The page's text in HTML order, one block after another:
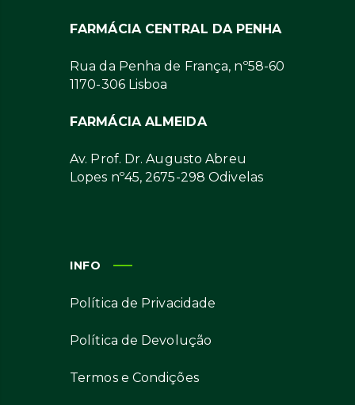
FARMÁCIA CENTRAL DA PENHA
Rua da Penha de França, nº58-60
1170-306 Lisboa
FARMÁCIA ALMEIDA
Av. Prof. Dr. Augusto Abreu
Lopes nº45, 2675-298 Odivelas
INFO
Política de Privacidade
Política de Devolução
Termos e Condições